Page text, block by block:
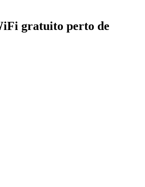
gratuito perto de